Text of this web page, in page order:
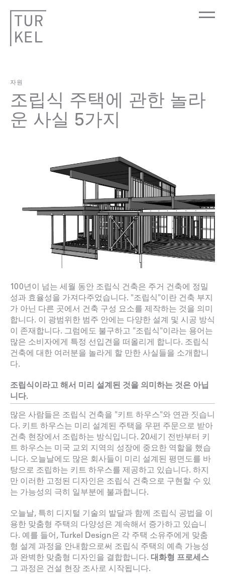
자원
조립식 주택에 관한 놀라
운 사실 5가지
100년이 넘는 세월 동안 조립식 건축은 주거 건축에 정밀
성과 효율성을 가져다주었습니다. "조립식"이란 건축 부지
가 아닌 다른 곳에서 건축 구성 요소를 제작하는 것을 의미
합니다. 이 광범위한 범주 안에는 다양한 설계 및 시공 방식
이 존재합니다. 그럼에도 불구하고 "조립식"이라는 용어는
많은 소비자에게 특정 선입견을 떠올리게 합니다. 조립식
건축에 대한 여러분을 놀라게 할 만한 사실들을 소개합니
다.
조립식이라고 해서 미리 설계된 것을 의미하는 것은 아닙
니다.
많은 사람들은 조립식 건축을 "키트 하우스"와 연관 짓습니
다. 키트 하우스는 미리 설계된 주택을 우편 주문으로 받아
건축 현장에서 조립하는 방식입니다. 20세기 전반부터 키
트 하우스는 미국 교외 지역의 성장에 중요한 역할을 했습
니다. 오늘날에도 많은 회사들이 미리 설계된 평면도를 바
탕으로 조립하는 키트 하우스를 제공하고 있습니다. 하지
만 이러한 고정된 디자인은 조립식 건축으로 구현할 수 있
는 가능성의 극히 일부분에 불과합니다.
오늘날, 특히 디지털 기술의 발달과 함께 조립식 공법을 이
용한 맞춤형 주택의 다양성은 계속해서 증가하고 있습니
다. 예를 들어, Turkel Design은 각 주택 소유주에게 맞춤
형 설계 과정을 안내함으로써 조립식 주택의 예측 가능성
과 완벽한 맞춤형 디자인을 결합합니다. 대화형 프로세스
그 과정은 건설 현장 조사로 시작됩니다.